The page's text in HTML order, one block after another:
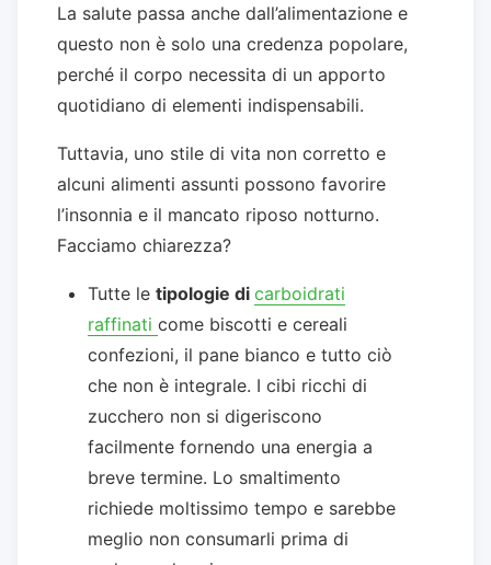
La salute passa anche dall’alimentazione e
questo non è solo una credenza popolare,
perché il corpo necessita di un apporto
quotidiano di elementi indispensabili.
Tuttavia, uno stile di vita non corretto e
alcuni alimenti assunti possono favorire
l’insonnia e il mancato riposo notturno.
Facciamo chiarezza?
Tutte le tipologie di carboidrati
raffinati come biscotti e cereali
confezioni, il pane bianco e tutto ciò
che non è integrale. I cibi ricchi di
zucchero non si digeriscono
facilmente fornendo una energia a
breve termine. Lo smaltimento
richiede moltissimo tempo e sarebbe
meglio non consumarli prima di